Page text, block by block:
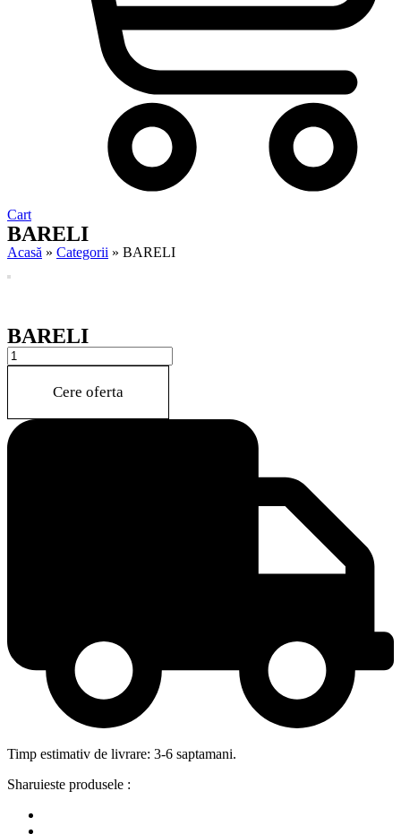
Cart
BARELI
Acasă » Categorii » BARELI
BARELI
BARELI
quantity
Cere oferta
Timp estimativ de livrare: 3-6 saptamani.
Sharuieste produsele :